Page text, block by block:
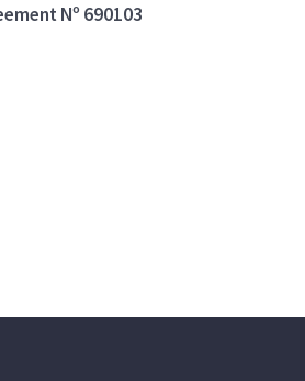
Nº 690103